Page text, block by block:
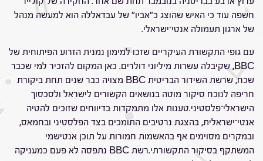
חשפה עוד כי האיש שהוצג כ"אביו" של עבדאללה הוא למעשה מנהל
של ארגון תעמולה אנטי־ישראלי.
עם גופי התקשורת העיקריים שזכו למימון נמנית הזרוע הפיתוחית של
BBC, שקיבלה עשרות מיליוני דולרים. כאן המקום להזכיר למי שכבר
שכח, שרשת השידור הבריטית BBC מצויה כבר שנים תחת ביקורת
חריפה לנוכח סיקור מוטה בנושאים הקשורים לישראל ולסכסוך
הישראלי־פלסטיני.טענות אלו מתמקדות בדיווחים שזוכים להטיה
אנטי־ישראלית, בהצגת נרטיבים התומכים בצד הפלסטיני ובחמאס,
ובמקרים מסוימים אף בהאשמות חמורות על תוכן אנטישמי
המשתקף בסיקור התקשורתי.רשת BBC נתפסה לא פעם כמעניקה